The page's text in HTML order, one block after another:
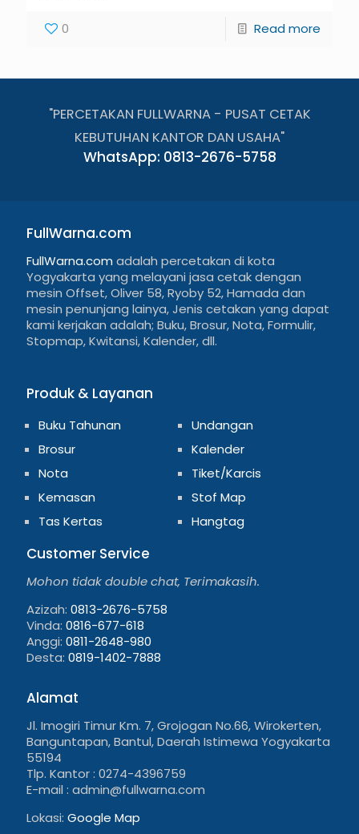
0 Read more
"PERCETAKAN FULLWARNA - PUSAT CETAK
KEBUTUHAN KANTOR DAN USAHA"
WhatsApp: 0813-2676-5758
FullWarna.com
FullWarna.com adalah percetakan di kota
Yogyakarta yang melayani jasa cetak dengan
mesin Offset, Oliver 58, Ryoby 52, Hamada dan
mesin penunjang lainya, Jenis cetakan yang dapat
kami kerjakan adalah; Buku, Brosur, Nota, Formulir,
Stopmap, Kwitansi, Kalender, dll.
Produk & Layanan
Buku Tahunan
Brosur
Nota
Kemasan
Tas Kertas
Undangan
Kalender
Tiket/Karcis
Stof Map
Hangtag
Customer Service
Mohon tidak double chat, Terimakasih.
Azizah: 0813-2676-5758
Vinda: 0816-677-618
Anggi: 0811-2648-980
Desta: 0819-1402-7888
Alamat
Jl. Imogiri Timur Km. 7, Grojogan No.66, Wirokerten,
Banguntapan, Bantul, Daerah Istimewa Yogyakarta
55194
Tlp. Kantor : 0274-4396759
E-mail : admin@fullwarna.com
Lokasi: Google Map